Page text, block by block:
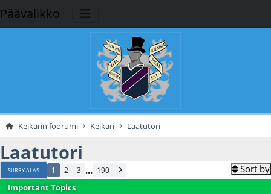
Päävalikko
Keikarin foorumi Keikari Laatutori
Laatutori
SIIRRY ALAS 1 2 3 ... 190 Sort by
Important Topics